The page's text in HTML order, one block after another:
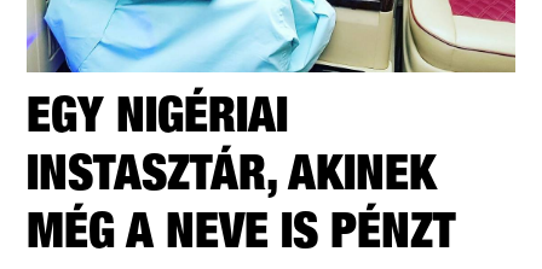
EGY NIGÉRIAI
INSTASZTÁR, AKINEK
MÉG A NEVE IS PÉNZT